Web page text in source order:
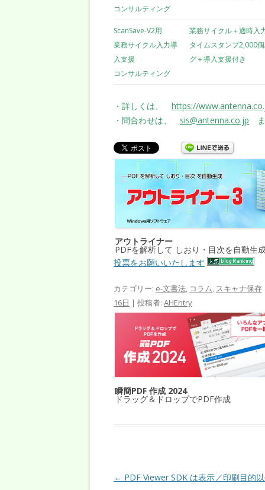
コンサルティング
ScanSave-V2用
業務サイクル入力導
入支援
コンサルティング
業務サイクル＋適時入
タイムスタンプ2,000
グ＋導入支援付き
・詳しくは、 https://
・問合わせは、 sis@antenna.co.jp
アウトライナー
PDFを解析して しおり・目次を自動生
投票をお願いいたします
カテゴリー: e-文書法, コラム, スキャナ保存
16日 | 投稿者: AHEntry
瞬簡PDF 作成 2024
ドラッグ＆ドロップでPDF作成
投稿ナビゲーション
← PDF Viewer SDK は表示／印刷目的